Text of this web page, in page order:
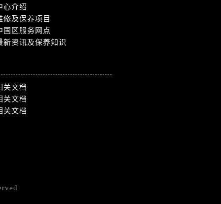
心介绍
修及保养项目
国区服务网点
新资讯及保养知识
关文档
关文档
关文档